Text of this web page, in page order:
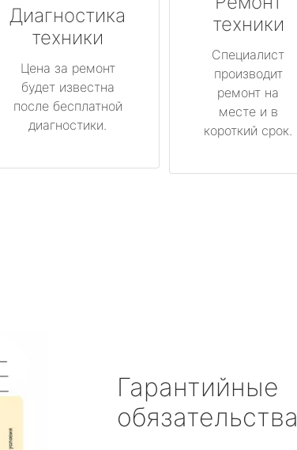
Диагностика
техники
Цена за ремонт
будет известна
после бесплатной
диагностики.
техники
Специалист
производит
ремонт на
месте и в
короткий срок.
Гарантийные
обязательства